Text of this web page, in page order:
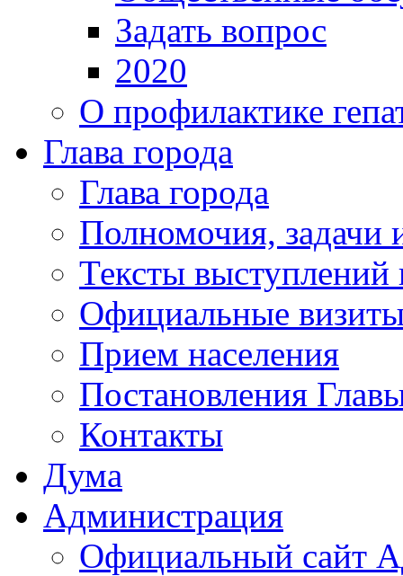
Задать вопрос
2020
О профилактике
Глава города
Глава города
Полномочия, задачи
Тексты выступлений
Официальные
Прием населения
Постановления
Контакты
Дума
Администрация
Официальный сайт